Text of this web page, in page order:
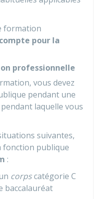
formation
pour la
professionnelle
vous devez
pendant une
laquelle vous
suivantes,
fonction publique
:
corpscatégorie C
baccalauréat